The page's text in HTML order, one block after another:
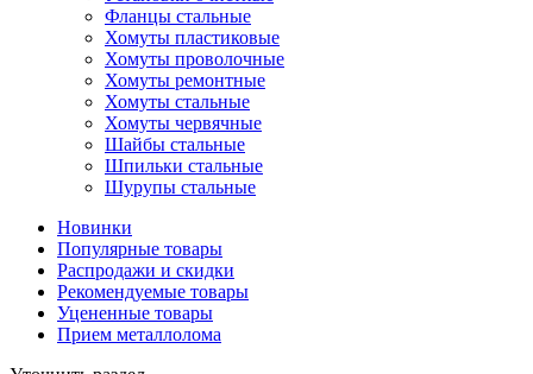
Фланцы стальные
Хомуты пластиковые
Хомуты проволочные
Хомуты ремонтные
Хомуты стальные
Хомуты червячные
Шайбы стальные
Шпильки стальные
Шурупы стальные
Новинки
Популярные товары
Распродажи и скидки
Рекомендуемые товары
Уцененные товары
Прием металлолома